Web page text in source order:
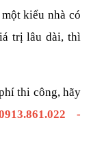
kiểu nhà có
trị lâu dài, thì
thi công, hãy
-